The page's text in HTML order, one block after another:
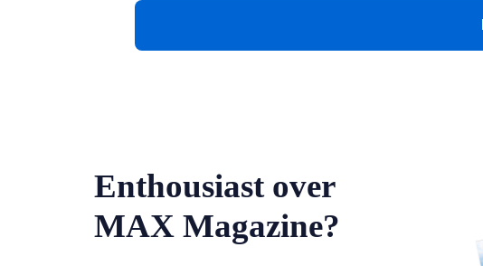
Enthousiast over
MAX Magazine?